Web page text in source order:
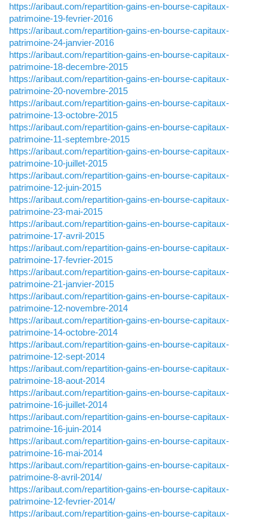
https://aribaut.com/repartition-gains-en-bourse-capitaux-
patrimoine-19-fevrier-2016
https://aribaut.com/repartition-gains-en-bourse-capitaux-
patrimoine-24-janvier-2016
https://aribaut.com/repartition-gains-en-bourse-capitaux-
patrimoine-18-decembre-2015
https://aribaut.com/repartition-gains-en-bourse-capitaux-
patrimoine-20-novembre-2015
https://aribaut.com/repartition-gains-en-bourse-capitaux-
patrimoine-13-octobre-2015
https://aribaut.com/repartition-gains-en-bourse-capitaux-
patrimoine-11-septembre-2015
https://aribaut.com/repartition-gains-en-bourse-capitaux-
patrimoine-10-juillet-2015
https://aribaut.com/repartition-gains-en-bourse-capitaux-
patrimoine-12-juin-2015
https://aribaut.com/repartition-gains-en-bourse-capitaux-
patrimoine-23-mai-2015
https://aribaut.com/repartition-gains-en-bourse-capitaux-
patrimoine-17-avril-2015
https://aribaut.com/repartition-gains-en-bourse-capitaux-
patrimoine-17-fevrier-2015
https://aribaut.com/repartition-gains-en-bourse-capitaux-
patrimoine-21-janvier-2015
https://aribaut.com/repartition-gains-en-bourse-capitaux-
patrimoine-12-novembre-2014
https://aribaut.com/repartition-gains-en-bourse-capitaux-
patrimoine-14-octobre-2014
https://aribaut.com/repartition-gains-en-bourse-capitaux-
patrimoine-12-sept-2014
https://aribaut.com/repartition-gains-en-bourse-capitaux-
patrimoine-18-aout-2014
https://aribaut.com/repartition-gains-en-bourse-capitaux-
patrimoine-16-juillet-2014
https://aribaut.com/repartition-gains-en-bourse-capitaux-
patrimoine-16-juin-2014
https://aribaut.com/repartition-gains-en-bourse-capitaux-
patrimoine-16-mai-2014
https://aribaut.com/repartition-gains-en-bourse-capitaux-
patrimoine-8-avril-2014/
https://aribaut.com/repartition-gains-en-bourse-capitaux-
patrimoine-12-fevrier-2014/
https://aribaut.com/repartition-gains-en-bourse-capitaux-